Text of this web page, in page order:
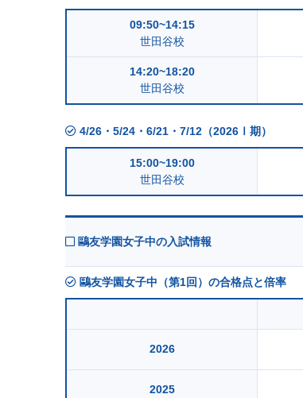
09:50~14:15
世田谷校
14:20~18:20
世田谷校
4/26・5/24・6/21・7/12（2026Ⅰ期）
15:00~19:00
世田谷校
鷗友学園女子中の入試情報
鷗友学園女子中（第1回）の合格点と倍率
2026
2025